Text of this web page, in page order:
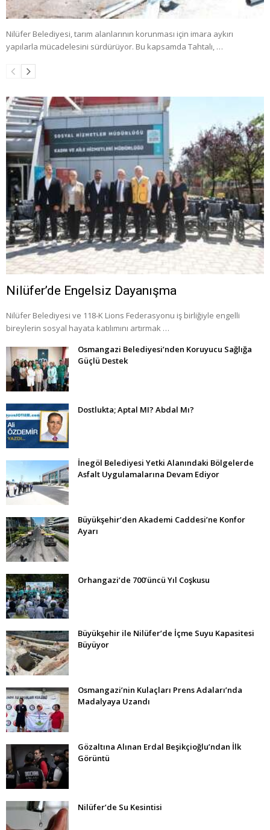
Nilüfer Belediyesi, tarım alanlarının korunması için imara aykırı
yapılarla mücadelesini sürdürüyor. Bu kapsamda Tahtalı, …
Nilüfer’de Engelsiz Dayanışma
Nilüfer Belediyesi ve 118-K Lions Federasyonu iş birliğiyle engelli
bireylerin sosyal hayata katılımını artırmak …
Osmangazi Belediyesi’nden Koruyucu Sağlığa
Güçlü Destek
Dostlukta; Aptal MI? Abdal Mı?
İnegöl Belediyesi Yetki Alanındaki Bölgelerde
Asfalt Uygulamalarına Devam Ediyor
Büyükşehir’den Akademi Caddesi’ne Konfor
Ayarı
Orhangazi’de 700’üncü Yıl Coşkusu
Büyükşehir ile Nilüfer’de İçme Suyu Kapasitesi
Büyüyor
Osmangazi’nin Kulaçları Prens Adaları’nda
Madalyaya Uzandı
Gözaltına Alınan Erdal Beşikçioğlu’ndan İlk
Görüntü
Nilüfer’de Su Kesintisi